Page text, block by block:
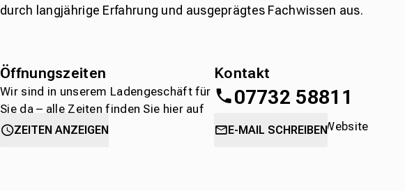
durch langjährige Erfahrung und ausgeprägtes Fachwissen aus.
Öffnungszeiten
Wir sind in unserem Ladengeschäft für
Sie da – alle Zeiten finden Sie hier auf
einen Blick.
ZEITEN ANZEIGEN
Kontakt
07732 58811
oderdirekt über die Website
E-MAIL SCHREIBEN